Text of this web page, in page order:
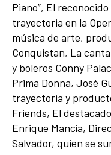
Piano”, El
trayectoria en la
música de arte,
Conquistan, La
y boleros Conny
Prima Donna, José
trayectoria y
Friends, El
Enrique Mancía,
Salvador, quien se